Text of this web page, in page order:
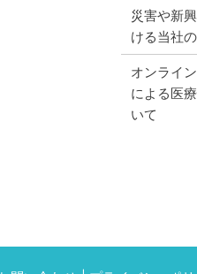
災害や新
ける当社
オンライ
による医
いて